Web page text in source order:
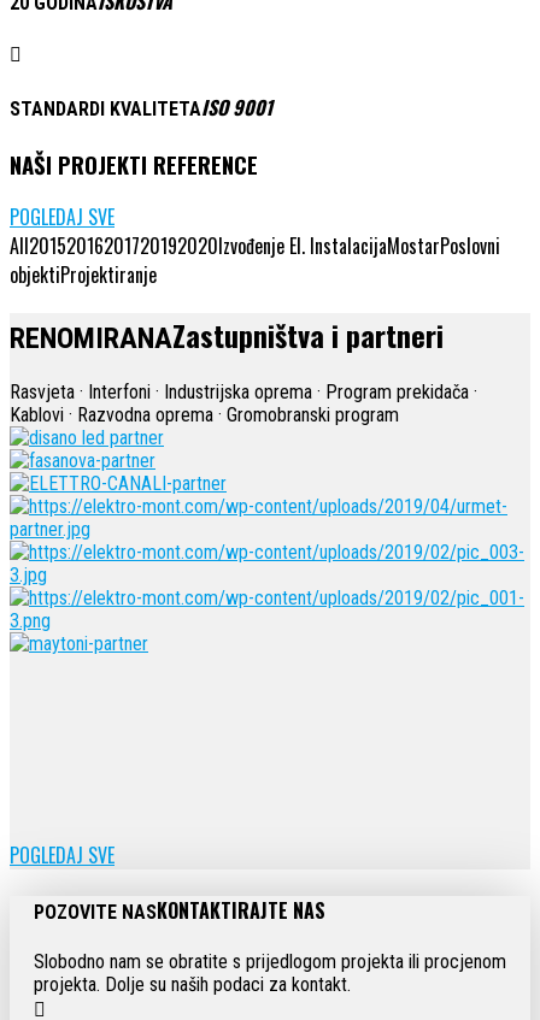
STANDARDI KVALITETAISO 9001
NAŠI PROJEKTI REFERENCE
POGLEDAJ SVE
All20152016201720192020Izvođenje El. InstalacijaMostarPoslovni
objektiProjektiranje
RENOMIRANAZastupništva i partneri
Rasvjeta · Interfoni · Industrijska oprema · Program prekidača ·
Kablovi · Razvodna oprema · Gromobranski program
POGLEDAJ SVE
POZOVITE NASKONTAKTIRAJTE NAS
Slobodno nam se obratite s prijedlogom projekta ili procjenom
projekta. Dolje su naših podaci za kontakt.